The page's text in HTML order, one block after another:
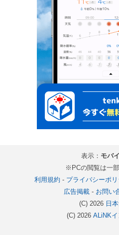
表示： モバ
※PCの閲覧は一
利用規約 - プライバシーポ
広告掲載- お問い
(C) 2026 日
(C) 2026 ALiNKイ